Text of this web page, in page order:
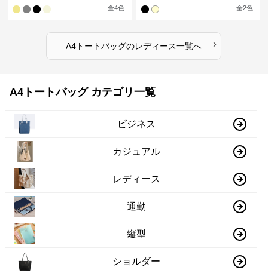
全4色 全2色
A4トートバッグのレディース一覧へ ›
A4トートバッグ カテゴリ一覧
ビジネス
カジュアル
レディース
通勤
縦型
ショルダー